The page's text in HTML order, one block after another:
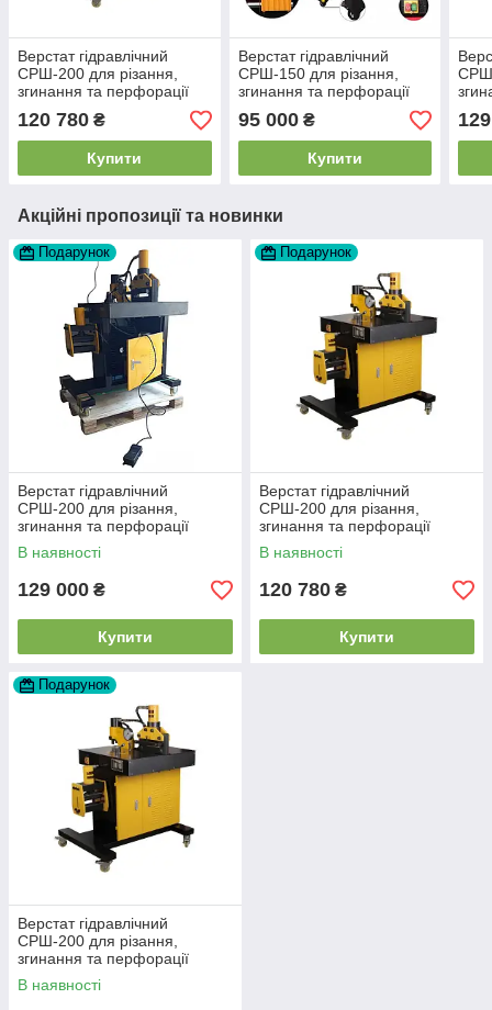
Верстат гідравлічний
СРШ-200 для різання,
згинання та перфорації
струмопровідних шин
120 780 ₴
Купити
Верстат гідравлічний
СРШ-150 для різання,
згинання та перфорації
струмопровідних шин.
95 000₴
Купити
Акційні пропозиції та новинки
Подарунок
Верстат гідравлічний
СРШ-200 для різання,
згинання та перфорації
струмопровідних шин, з
додатковим місцем
В наявності
129 000 ₴
Купити
Подарунок
Верстат гідравлічний
СРШ-200 для різання,
згинання та перфорації
струмопровідних шин
В наявності
120 780 ₴
Купити
Подарунок
Верстат гідравлічний
СРШ-200 для різання,
згинання та перфорації
струмопровідних шин
В наявності